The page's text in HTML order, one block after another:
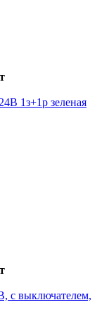
1з+1р зеленая
с выключателем,